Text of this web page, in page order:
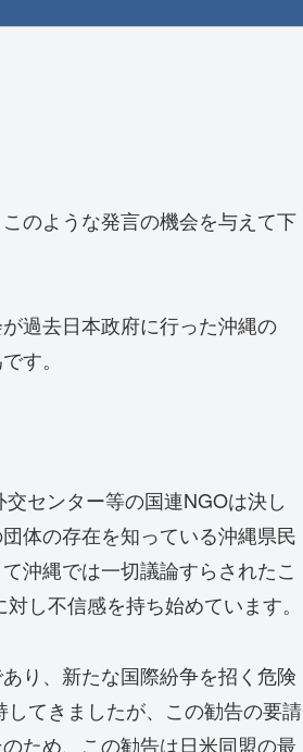
のような発言の機会を与えて下
過去日本政府に行った沖縄の
す。
センター等の国連NGOは決し
体の存在を知っている沖縄県民
沖縄では一切議論すらされたこ
し不信感を持ち始めています。
り、新たな国際紛争を招く危険
てきましたが、この勧告の要請
ため、この勧告は日米同盟の最